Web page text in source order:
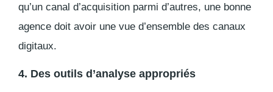
qu’un canal d’acquisition parmi d’autres, une bonne
agence doit avoir une vue d’ensemble des canaux
digitaux.
4. Des outils d’analyse appropriés